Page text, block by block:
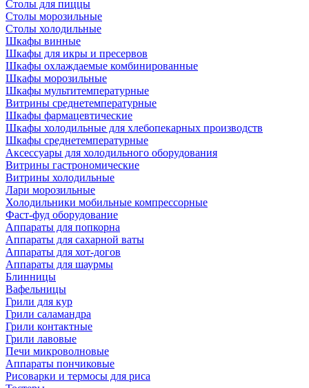
Столы для пиццы
Столы морозильные
Столы холодильные
Шкафы винные
Шкафы для икры и пресервов
Шкафы охлаждаемые комбинированные
Шкафы морозильные
Шкафы мультитемпературные
Витрины среднетемпературные
Шкафы фармацевтические
Шкафы холодильные для хлебопекарных производств
Шкафы среднетемпературные
Аксессуары для холодильного оборудования
Витрины гастрономические
Витрины холодильные
Лари морозильные
Холодильники мобильные компрессорные
Фаст-фуд оборудование
Аппараты для попкорна
Аппараты для сахарной ваты
Аппараты для хот-догов
Аппараты для шаурмы
Блинницы
Вафельницы
Грили для кур
Грили саламандра
Грили контактные
Грили лавовые
Печи микроволновые
Аппараты пончиковые
Рисоварки и термосы для риса